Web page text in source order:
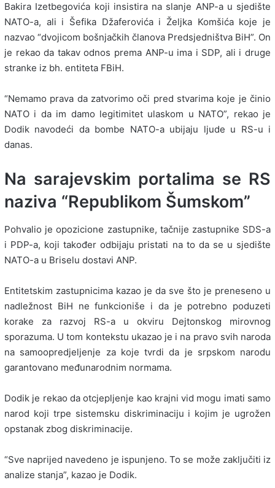
Bakira Izetbegovića koji insistira na slanje ANP-a u sjedište
NATO-a, ali i Šefika Džaferovića i Željka Komšića koje je
nazvao “dvojicom bošnjačkih članova Predsjedništva BiH”. On
je rekao da takav odnos prema ANP-u ima i SDP, ali i druge
stranke iz bh. entiteta FBiH.
“Nemamo prava da zatvorimo oči pred stvarima koje je činio
NATO i da im damo legitimitet ulaskom u NATO”, rekao je
Dodik navodeći da bombe NATO-a ubijaju ljude u RS-u i
danas.
Na sarajevskim portalima se RS
naziva “Republikom Šumskom”
Pohvalio je opozicione zastupnike, tačnije zastupnike SDS-a
i PDP-a, koji također odbijaju pristati na to da se u sjedište
NATO-a u Briselu dostavi ANP.
Entitetskim zastupnicima kazao je da sve što je preneseno u
nadležnost BiH ne funkcioniše i da je potrebno poduzeti
korake za razvoj RS-a u okviru Dejtonskog mirovnog
sporazuma. U tom kontekstu ukazao je i na pravo svih naroda
na samoopredjeljenje za koje tvrdi da je srpskom narodu
garantovano međunarodnim normama.
Dodik je rekao da otcjepljenje kao krajni vid mogu imati samo
narod koji trpe sistemsku diskriminaciju i kojim je ugrožen
opstanak zbog diskriminacije.
“Sve naprijed navedeno je ispunjeno. To se može zaključiti iz
analize stanja”, kazao je Dodik.